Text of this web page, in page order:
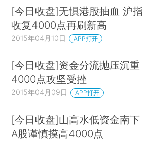
[今日收盘]无惧港股抽血 沪指
收复4000点再刷新高
2015年04月10日 APP打开
[今日收盘]资金分流抛压沉重
4000点攻坚受挫
2015年04月09日 APP打开
[今日收盘]山高水低资金南下
A股谨慎摸高4000点